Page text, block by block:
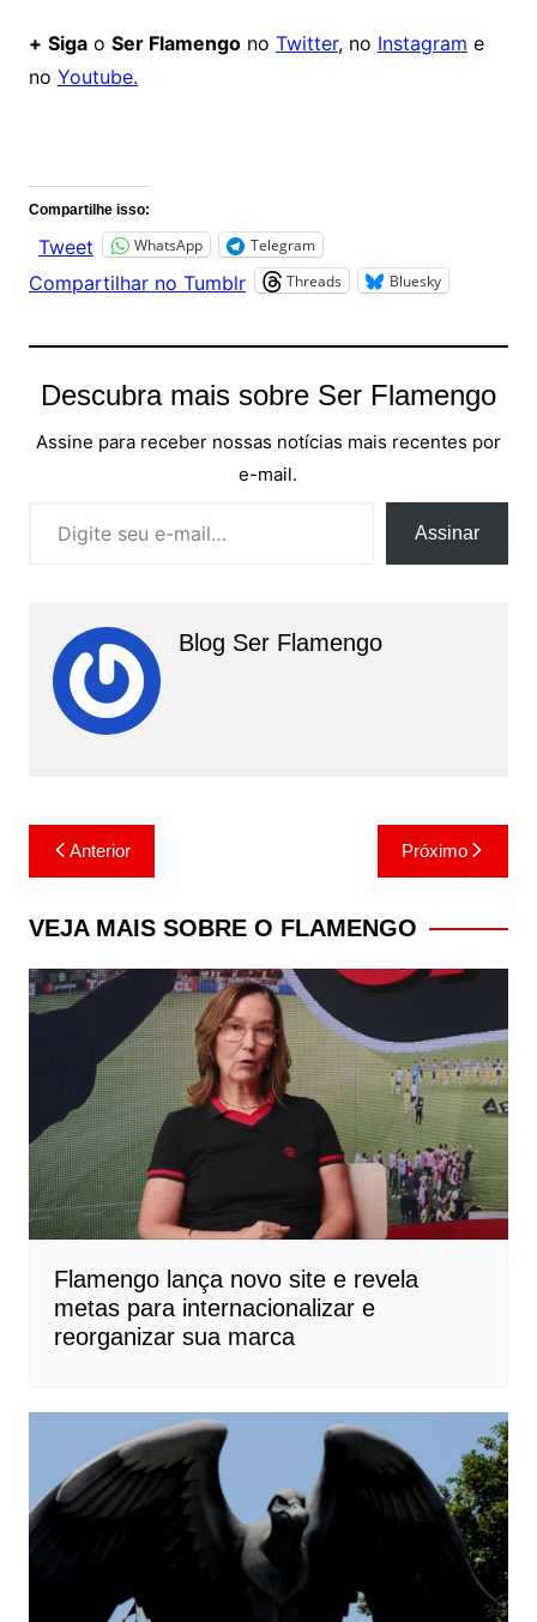
+ Sigao Ser Flamengono Twitter, no Instagram e
no Youtube.
Compartilhe isso:
Tweet WhatsApp Telegram
Compartilhar no Tumblr Threads Bluesky
Descubra mais sobre Ser Flamengo
Assine para receber nossas notícias mais recentes por
e-mail.
Assinar
Blog Ser Flamengo
Navegação
de
Post
Anterior Próximo
VEJA MAIS SOBRE O FLAMENGO
Flamengo lança novo site e revela
metas para internacionalizar e
reorganizar sua marca